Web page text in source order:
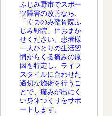
ふじみ野市でスポー
ツ障害の改善なら、
「くまのみ整骨院ふ
じみ野院」におまか
せください。患者様
一人ひとりの生活習
慣からくる痛みの原
因を特定し、ライフ
スタイルに合わせた
適切な施術を行うこ
とで、痛みが出にく
い身体づくりをサポ
ートします。